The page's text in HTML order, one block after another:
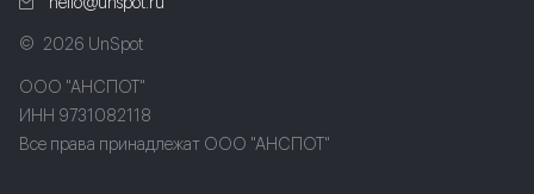
hello@unspot.ru
2026 UnSpot
ООО "АНСПОТ"
ИНН 9731082118
Все права принадлежат ООО "АНСПОТ"